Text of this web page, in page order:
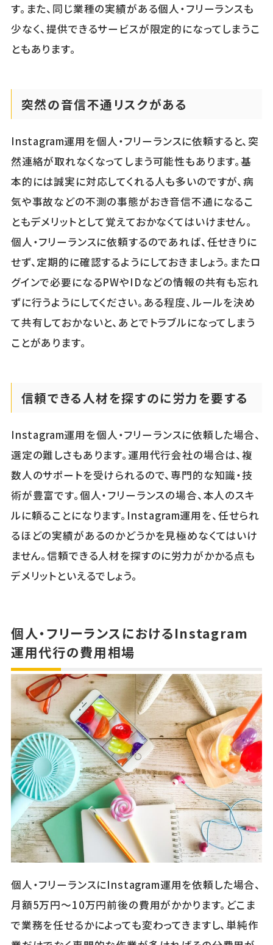
す。また、同じ業種の実績がある個人・フリーランスも
少なく、提供できるサービスが限定的になってしまうこ
ともあります。
突然の音信不通リスクがある
Instagram運用を個人・フリーランスに依頼すると、突
然連絡が取れなくなってしまう可能性もあります。基
本的には誠実に対応してくれる人も多いのですが、病
気や事故などの不測の事態がおき音信不通になるこ
ともデメリットとして覚えておかなくてはいけません。
個人・フリーランスに依頼するのであれば、任せきりに
せず、定期的に確認するようにしておきましょう。またロ
グインで必要になるPWやIDなどの情報の共有も忘れ
ずに行うようにしてください。ある程度、ルールを決め
て共有しておかないと、あとでトラブルになってしまう
ことがあります。
信頼できる人材を探すのに労力を要する
Instagram運用を個人・フリーランスに依頼した場合、
選定の難しさもあります。運用代行会社の場合は、複
数人のサポートを受けられるので、専門的な知識・技
術が豊富です。個人・フリーランスの場合、本人のスキ
ルに頼ることになります。Instagram運用を、任せられ
るほどの実績があるのかどうかを見極めなくてはいけ
ません。信頼できる人材を探すのに労力がかかる点も
デメリットといえるでしょう。
個人・フリーランスにおけるInstagram
運用代行の費用相場
個人・フリーランスにInstagram運用を依頼した場合、
月額5万円～10万円前後の費用がかかります。どこま
で業務を任せるかによっても変わってきますし、単純作